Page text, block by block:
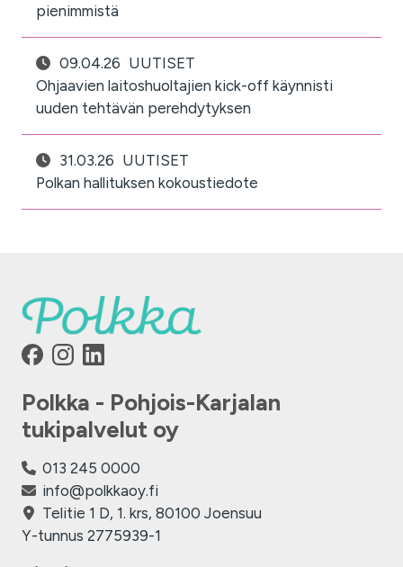
pienimmistä
09.04.26 UUTISET
Ohjaavien laitoshuoltajien kick-off käynnisti
uuden tehtävän perehdytyksen
31.03.26 UUTISET
Polkan hallituksen kokoustiedote
Polkka - Pohjois-Karjalan
tukipalvelut oy
013 245 0000
info@polkkaoy.fi
Telitie 1 D, 1. krs, 80100 Joensuu
Y-tunnus 2775939-1